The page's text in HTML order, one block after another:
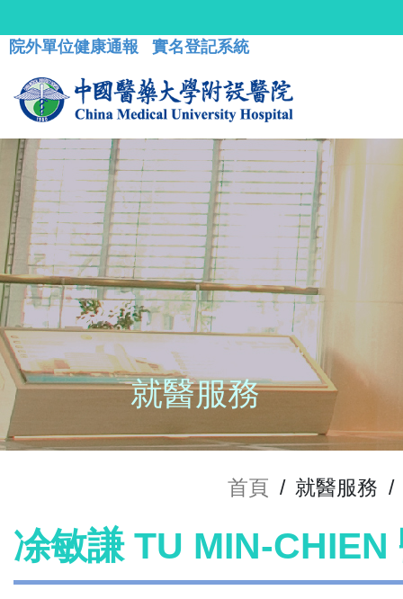
院外單位健康通報 實名登記系統
就醫服務
首頁 / 就醫服務 /
凃敏謙 TU MIN-CHIEN